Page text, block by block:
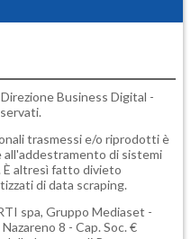
Business Digital -
trasmessi e/o riprodotti è
all'addestramento di sistemi
È altresì fatto divieto
di data scraping.
spa, Gruppo Mediaset -
8 - Cap. Soc. €